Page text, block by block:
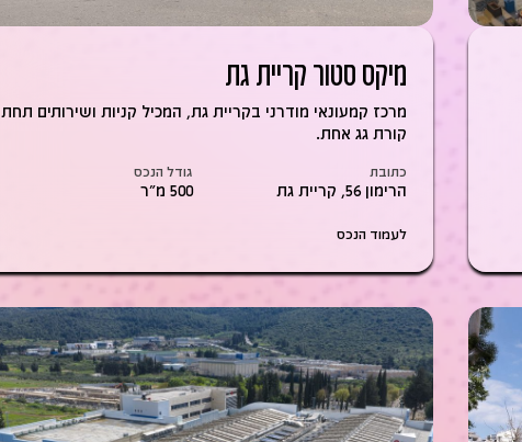
מיקס סטור קריית גת
מרכז קמעונאי מודרני בקריית גת, המכיל קניות ושירותים תחת
קורת גג אחת.
כתובת
הרימון 56, קריית גת
גודל הנכס
500 מ״ר
לעמוד הנכס